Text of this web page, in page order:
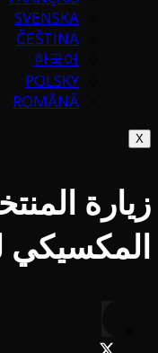
SVENSKA
ČEŠTINA
한국어
POLSKY
ROMÂNĂ
X
زيارة
المكسيكي